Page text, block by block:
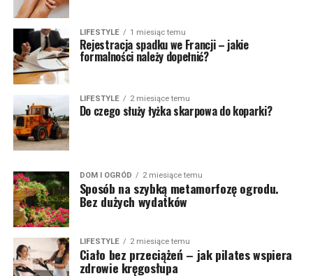
LIFESTYLE 1 miesiąc temu
Rejestracja spadku we Francji – jakie
formalności należy dopełnić?
LIFESTYLE 2 miesiące temu
Do czego służy łyżka skarpowa do koparki?
DOM I OGRÓD 2 miesiące temu
Sposób na szybką metamorfozę ogrodu.
Bez dużych wydatków
LIFESTYLE 2 miesiące temu
Ciało bez przeciążeń – jak pilates wspiera
zdrowie kręgosłupa